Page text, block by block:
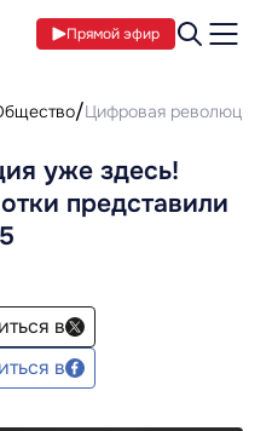
Прямой эфир
Цифровая революция
уже здесь!
представили
в
в